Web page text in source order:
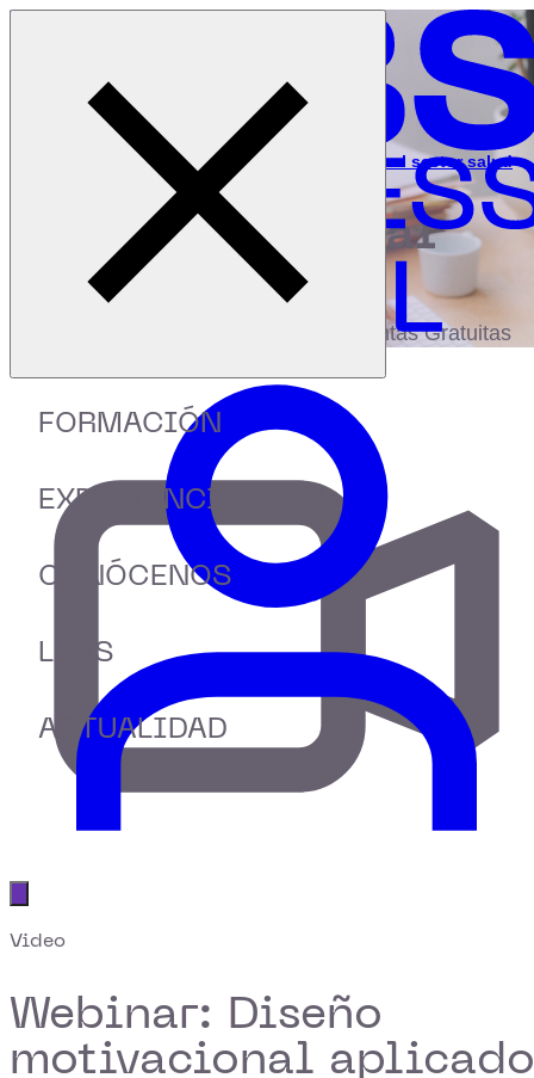
FORMACIÓN
EXPERIENCIA IEBS
CONÓCENOS
LABS
ACTUALIDAD
Inicio
Recursos
Webinar: Diseño motivacional aplicado al sector salud
bibliotecadigital
Accede a más de 150 Recursos, Guías,
eBooks,Plantillas, Estudios y Herramientas Gratuitas
Video
Webinar: Diseño
motivacional aplicado